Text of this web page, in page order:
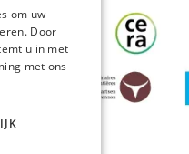
ENGLISH
om uw
Door
u in met
met ons